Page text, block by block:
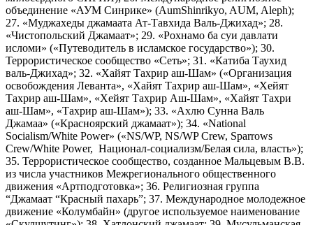
объединение «АУМ Синрике» (AumShinrikyo, AUM, Aleph);
27. «Муджахеды джамаата Ат-Тавхида Валь-Джихад»; 28.
«Чистопольский Джамаат»; 29. «Рохнамо ба суи давлати
исломи» («Путеводитель в исламское государство»); 30.
Террористическое сообщество «Сеть»; 31. «Катиба Таухид
валь-Джихад»; 32. «Хайят Тахрир аш-Шам» («Организация
освобождения Леванта», «Хайят Тахрир аш-Шам», «Хейят
Тахрир аш-Шам», «Хейят Тахрир Аш-Шам», «Хайят Тахри
аш-Шам», «Тахрир аш-Шам»); 33. «Ахлю Сунна Валь
Джамаа» («Красноярский джамаат»); 34. «National
Socialism/White Power» («NS/WP, NS/WP Crew, Sparrows
Crew/White Power, Национал-социализм/Белая сила, власть»);
35. Террористическое сообщество, созданное Мальцевым В.В.
из числа участников Межрегионального общественного
движения «Артподготовка»; 36. Религиозная группа
“Джамаат “Красный пахарь”; 37. Международное молодежное
движение «Колумбайн» (другое используемое наименование